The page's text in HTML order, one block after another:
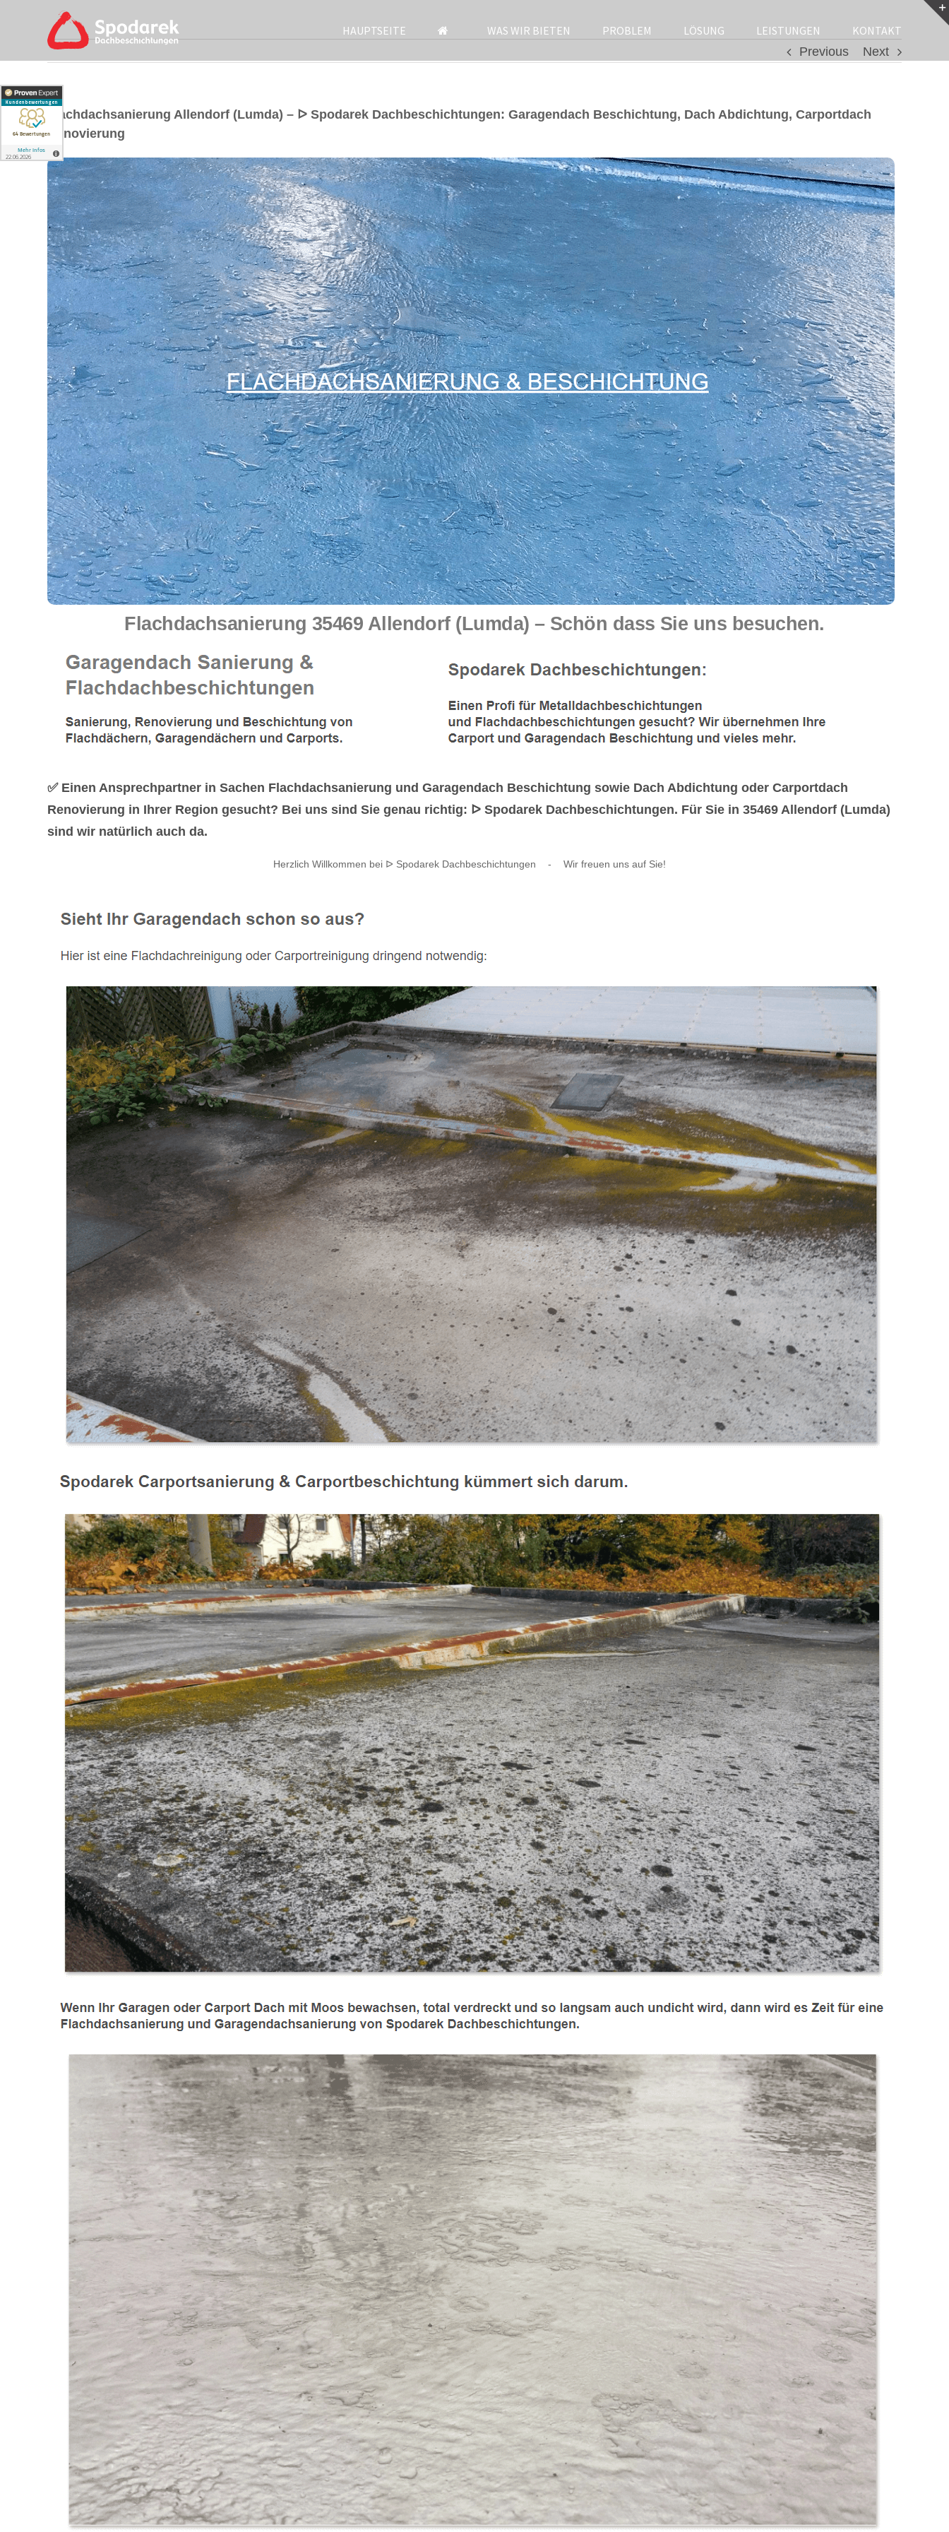
HAUPTSEITE WAS WIR BIETEN PROBLEM LÖSUNG LEISTUNGEN
KONTAKT
Previous
Next
Flachdachsanierung Allendorf (Lumda) – ᐅ Spodarek Dachbeschichtungen: Garagendach Beschichtung, Dach Abdichtung, Carportdach
Renovierung
Flachdachsanierung 35469 Allendorf (Lumda) – Schön dass Sie uns besuchen.
✅ Einen Ansprechpartner in Sachen Flachdachsanierung und Garagendach Beschichtung sowie Dach Abdichtung oder Carportdach
Renovierung in Ihrer Region gesucht? Bei uns sind Sie genau richtig: ᐅ Spodarek Dachbeschichtungen. Für Sie in 35469 Allendorf (Lumda)
sind wir natürlich auch da.
Herzlich Willkommen bei ᐅ Spodarek Dachbeschichtungen - Wir freuen uns auf Sie!